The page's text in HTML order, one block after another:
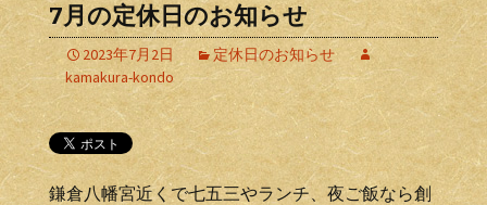
7月の定休日のお知らせ
2023年7月2日
定休日のお知らせ
kamakura-kondo
鎌倉八幡宮近くで七五三やランチ、夜ご飯なら創